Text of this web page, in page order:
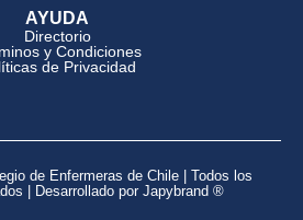
AYUDA
Directorio
y Condiciones
de Privacidad
de Enfermeras de Chile | Todos los
| Desarrollado por Japybrand ®